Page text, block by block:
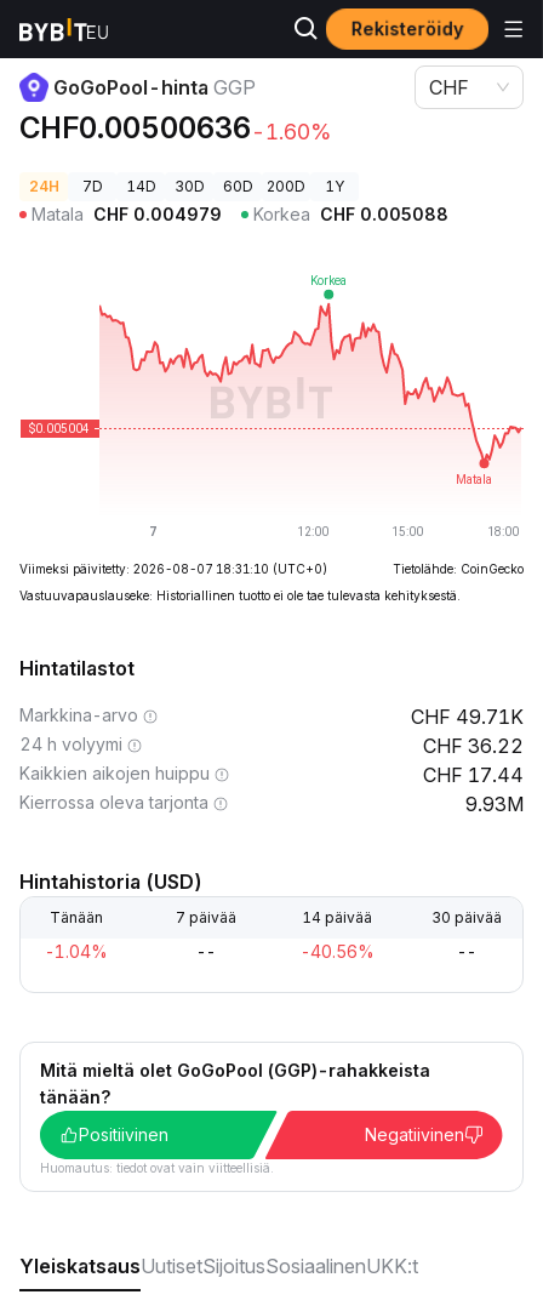
Rekisteröidy
Kryptohinnat
GoGoPool-hinta GGP
CHF0.00500636-1.60%
CHF
24H 7D 14D 30D 60D 200D 1Y
Matala CHF 0.004979 Korkea CHF 0.005088
Viimeksi päivitetty: 2026-08-07 18:31:10 (UTC+0)
Tietolähde: CoinGecko
Vastuuvapauslauseke: Historiallinen tuotto ei ole tae tulevasta kehityksestä.
Hintatilastot
Markkina-arvo 49.71K
24 h volyymi 36.22
Kaikkien aikojen huippu 17.44
Kierrossa oleva tarjonta 9.93M
Hintahistoria (USD)
Tänään 7 päivää 14 päivää 30 päivää
-1.04% -- -40.56% --
Mitä mieltä olet GoGoPool (GGP)-rahakkeista
tänään?
Positiivinen
Negatiivinen
Huomautus: tiedot ovat vain viitteellisiä.
YleiskatsausUutisetSijoitusSosiaalinenUKK:t